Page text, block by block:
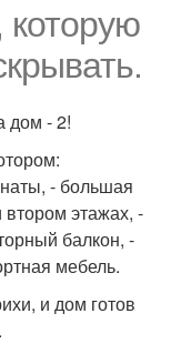
которую
дом - 2!
- большая
втором этажах, -
балкон, -
мебель.
и дом готов